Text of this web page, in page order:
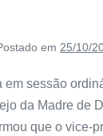
em 25/10/
em sessão
da Madre de
que o vice-